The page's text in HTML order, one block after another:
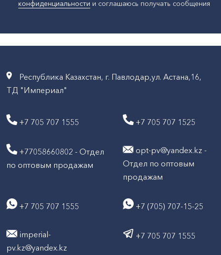
конфиденциальности и соглашаюсь получать сообщения
Республика Казахстан, г. Павлодар,ул. Астана,16,
ТД "Империал"
+7 705 707 1555 +7 705 707 1525
+77058660802 - Отдел
по оптовым продажам
opt-pv@yandex.kz -
Отдел по оптовым
продажам
+7 705 707 1555 +7 (705) 707-15-25
imperial-
pv.kz@yandex.kz
+7 705 707 1555